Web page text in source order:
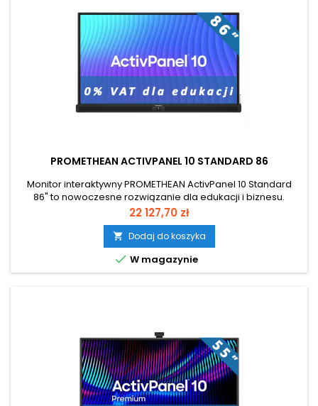
PROMETHEAN ACTIVPANEL 10 STANDARD 86
Monitor interaktywny PROMETHEAN ActivPanel 10 Standard
86" to nowoczesne rozwiązanie dla edukacji i biznesu.
Oferuje 40-punktowy multi-touch i precyzyjną technologię
Vellum Touch, zapewniającą płynne pisanie i obsługę
gestów. Wyświetlacz 4K UHD (3840 × 2160) z Direct
LED gwarantuje ostrość, żywe kolory i szerokie kąty widzenia.
Powłoka antyrefleksyjna i...
Cena
22 127,70 zł
 Dodaj do koszyka
 W magazynie